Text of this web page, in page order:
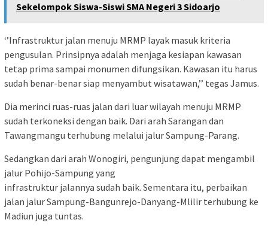
Sekelompok Siswa-Siswi SMA Negeri 3 Sidoarjo
‘’Infrastruktur jalan menuju MRMP layak masuk kriteria
pengusulan. Prinsipnya adalah menjaga kesiapan kawasan
tetap prima sampai monumen difungsikan. Kawasan itu harus
sudah benar-benar siap menyambut wisatawan,’’ tegas Jamus.
Dia merinci ruas-ruas jalan dari luar wilayah menuju MRMP
sudah terkoneksi dengan baik. Dari arah Sarangan dan
Tawangmangu terhubung melalui jalur Sampung-Parang.
Sedangkan dari arah Wonogiri, pengunjung dapat mengambil
jalur Pohijo-Sampung yang
infrastruktur jalannya sudah baik. Sementara itu, perbaikan
jalan jalur Sampung-Bangunrejo-Danyang-Mlilir terhubung ke
Madiun juga tuntas.